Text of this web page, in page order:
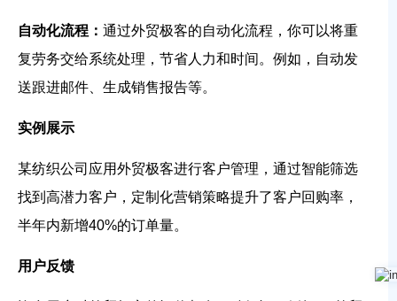
自动化流程： 通过外贸极客的自动化流程，你可以将重
复劳务交给系统处理，节省人力和时间。例如，自动发
送跟进邮件、生成销售报告等。
实例展示
某纺织公司应用外贸极客进行客户管理，通过智能筛选
找到高潜力客户，定制化营销策略提升了客户回购率，
半年内新增40%的订单量。
用户反馈